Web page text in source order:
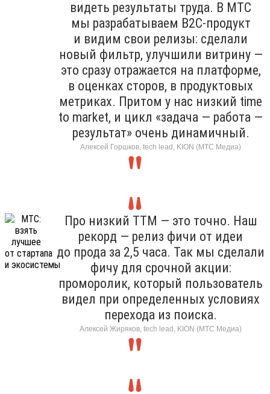
видеть результаты труда. В МТС
мы разрабатываем B2C-продукт
и видим свои релизы: сделали
новый фильтр, улучшили витрину —
это сразу отражается на платформе,
в оценках сторов, в продуктовых
метриках. Притом у нас низкий time
to market, и цикл «задача — работа —
результат» очень динамичный.
Алексей Горшков, tech lead, KION (МТС Медиа)
Про низкий TTM — это точно. Наш
рекорд — релиз фичи от идеи
до прода за 2,5 часа. Так мы сделали
фичу для срочной акции:
проморолик, который пользователь
видел при определенных условиях
перехода из поиска.
Алексей Жиряков, tech lead, KION (МТС Медиа)